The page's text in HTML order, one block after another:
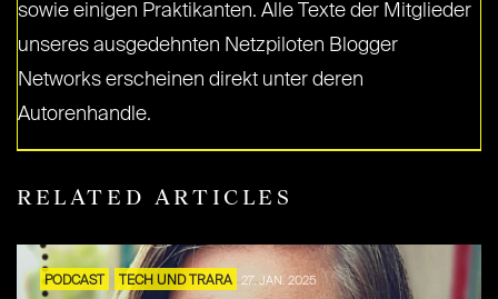
sowie einigen Praktikanten. Alle Texte der Mitglieder
unseres ausgedehnten Netzpiloten Blogger
Networks erscheinen direkt unter deren
Autorenhandle.
RELATED ARTICLES
PODCAST TECH UND TRARA 27. JAN. 2025